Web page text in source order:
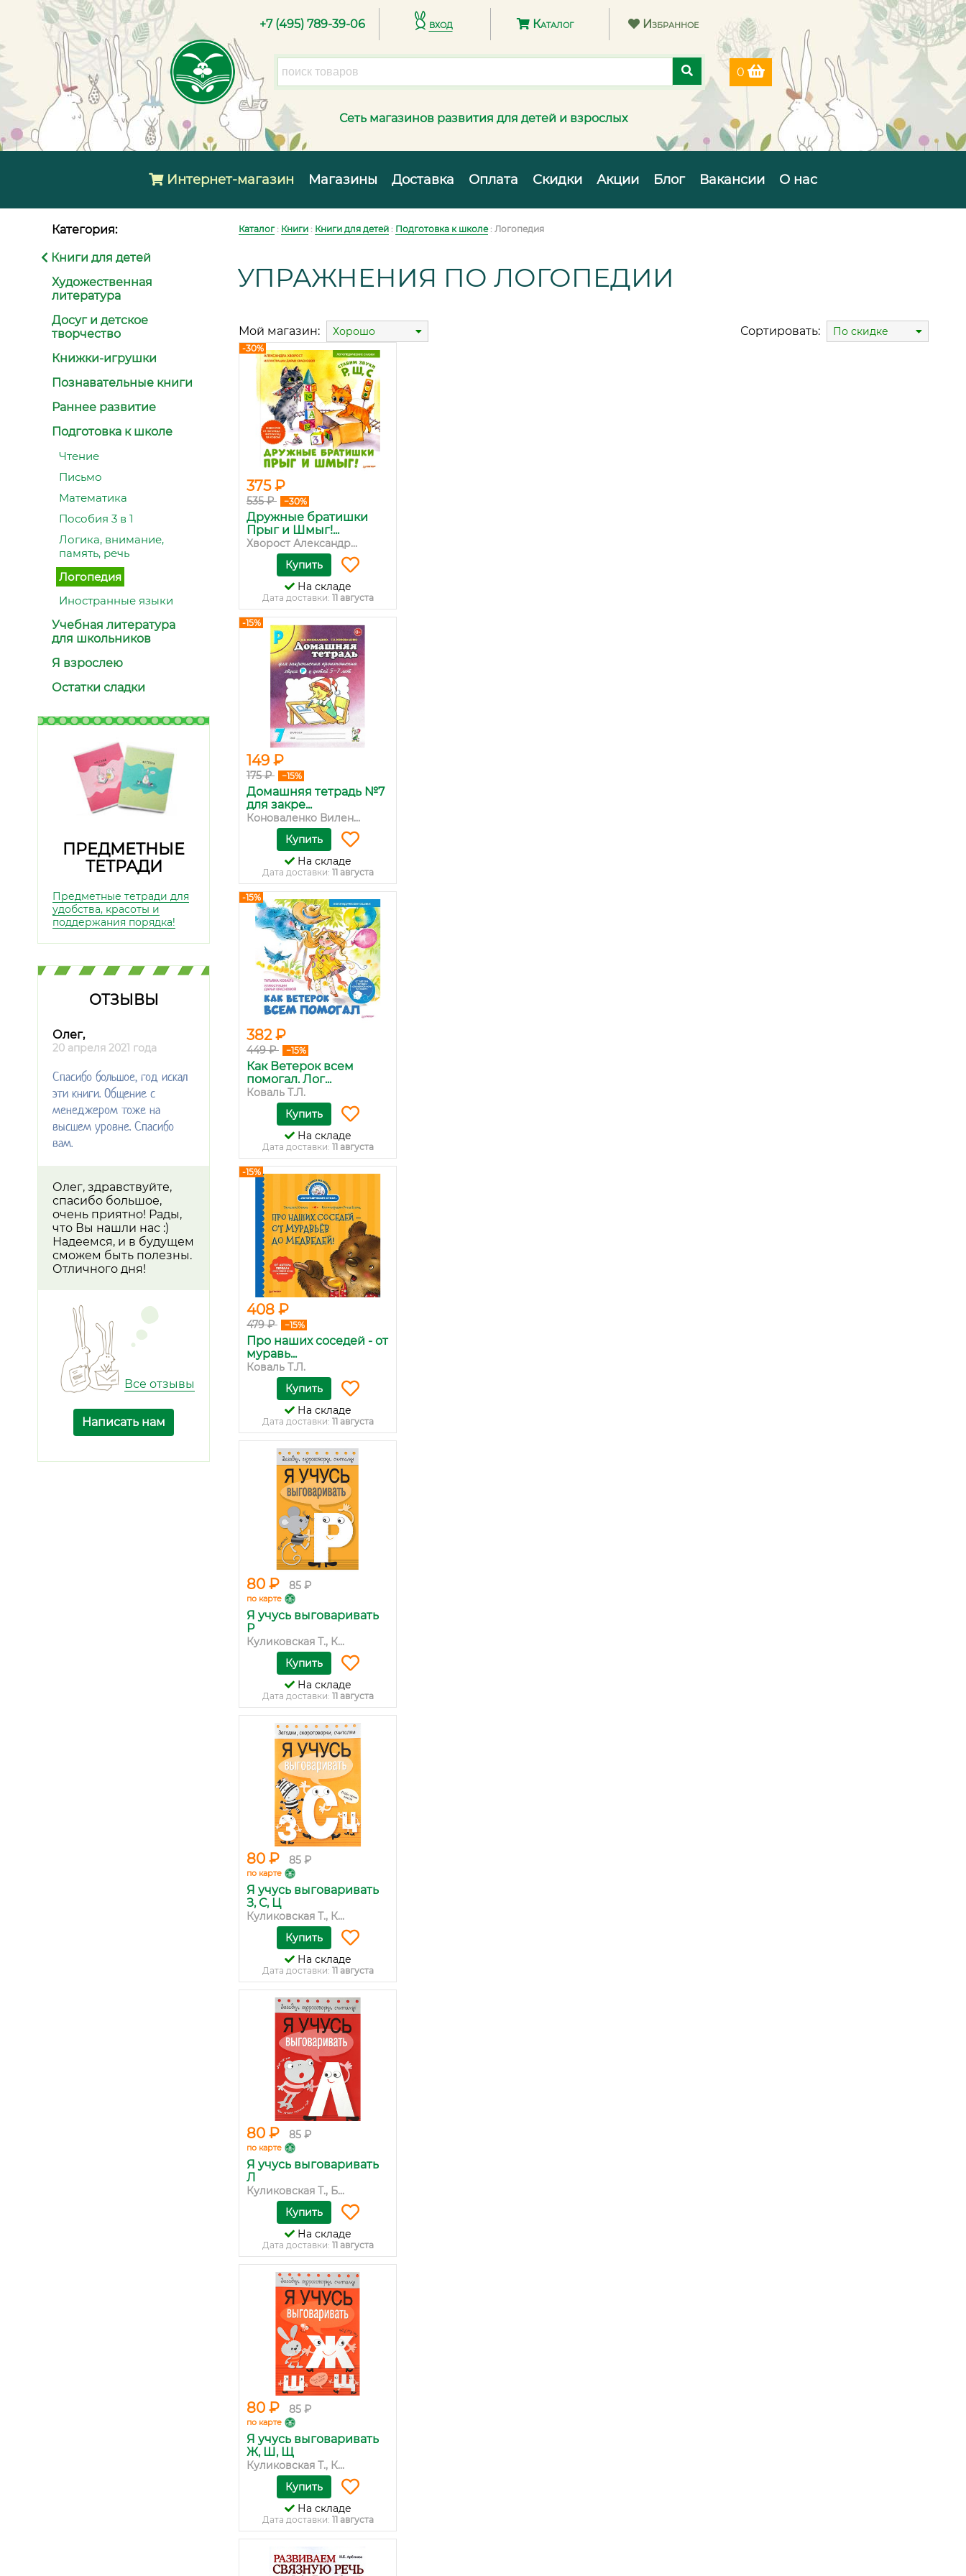
+7 (495) 789-39-06 вход Каталог Избранное
0
Сеть магазинов развития для детей и взрослых
Интернет-магазин Магазины Доставка Оплата Скидки Акции Блог Вакансии О нас
Категория:
Книги для детей
Художественная
литература
Досуг и детское
творчество
Книжки-игрушки
Познавательные книги
Раннее развитие
Подготовка к школе
Чтение
Письмо
Математика
Пособия 3 в 1
Логика, внимание,
память, речь
Логопедия
Иностранные языки
Учебная литература
для школьников
Я взрослею
Остатки сладки
ПРЕДМЕТНЫЕ
ТЕТРАДИ
Предметные тетради для
удобства, красоты и
поддержания порядка!
ОТЗЫВЫ
Олег,
20 апреля 2021 года
Спасибо большое, год искал
эти книги. Общение с
менеджером тоже на
высшем уровне. Спасибо
вам.
Олег, здравствуйте,
спасибо большое,
очень приятно! Рады,
что Вы нашли нас :)
Надеемся, и в будущем
сможем быть полезны.
Отличного дня!
Все отзывы
Написать нам
Каталог: Книги : Книги для детей : Подготовка к школе: Логопедия
УПРАЖНЕНИЯ ПО ЛОГОПЕДИИ
Мой магазин: Хорошо Сортировать: По скидке
-30%
375 ₽
535 ₽ −30%
Дружные братишки
Прыг и Шмыг!...
Хворост Александр...
Купить
На складе
Дата доставки: 11 августа
-15%
149 ₽
175 ₽ −15%
Домашняя тетрадь №7
для закре...
Коноваленко Вилен...
Купить
На складе
Дата доставки: 11 августа
-15%
382 ₽
449 ₽ −15%
Как Ветерок всем
помогал. Лог...
Коваль Т.Л.
Купить
На складе
Дата доставки: 11 августа
-15%
408 ₽
479 ₽ −15%
Про наших соседей - от
муравь...
Коваль Т.Л.
Купить
На складе
Дата доставки: 11 августа
80 ₽ 85 ₽
по карте
Я учусь выговаривать
Р
Куликовская Т., К...
Купить
На складе
Дата доставки: 11 августа
80 ₽ 85 ₽
по карте
Я учусь выговаривать
З, С, Ц
Куликовская Т., К...
Купить
На складе
Дата доставки: 11 августа
80 ₽ 85 ₽
по карте
Я учусь выговаривать
Л
Куликовская Т., Б...
Купить
На складе
Дата доставки: 11 августа
80 ₽ 85 ₽
по карте
Я учусь выговаривать
Ж, Ш, Щ
Куликовская Т., К...
Купить
На складе
Дата доставки: 11 августа